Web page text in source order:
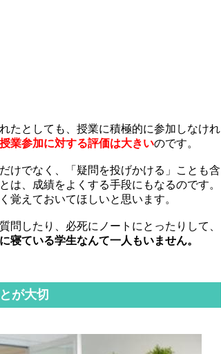
たとしても、授業に積極的に参加しなけれ
授業参加に対する評価は大きいのです。
けでなく、「疑問を投げかける」ことも含
は、成績をよくする手段にもなるのです。
覚えておいてほしいと思います。
問したり、必死にノートにとったりして、
寝ている学生なんて一人もいません。
が大切